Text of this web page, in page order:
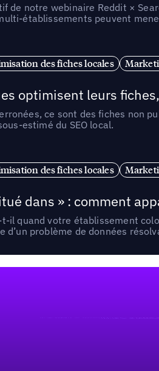
de notre webinaire Reddit ×
établissements peuvent
des fiches locales
optimisent leurs
ce sont des fiches non
estimé du SEO local.
des fiches locales
dans » : comment
t-il quand votre établissement
d’un problème de données